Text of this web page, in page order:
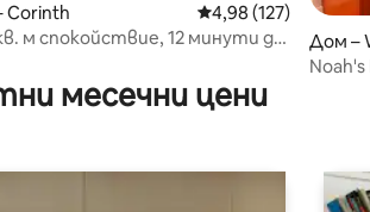
от 5, 241 отзива
Corinth Средна оценка:
4,98 (127)
м спокойствие, 12 минути до
Дом –
месечни цени